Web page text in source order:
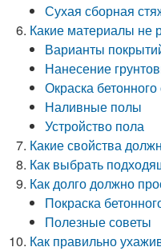
Сухая сборная
Какие материалы не
Варианты
Нанесение
Окраска
Наливные полы
Устройство пола
Какие свойства
Как выбрать
Как долго должно
Покраска
Полезные советы
Как правильно